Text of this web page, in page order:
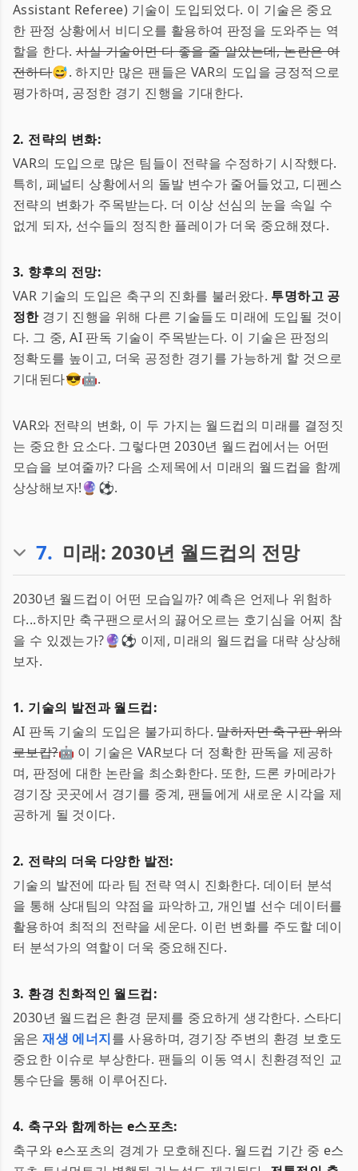
Assistant Referee) 기술이 도입되었다. 이 기술은 중요
한 판정 상황에서 비디오를 활용하여 판정을 도와주는 역
할을 한다.사실 기술이면 다 좋을 줄 알았는데, 논란은 여
전하다😅. 하지만 많은 팬들은 VAR의 도입을 긍정적으로
평가하며, 공정한 경기 진행을 기대한다.
2. 전략의 변화:
VAR의 도입으로 많은 팀들이 전략을 수정하기 시작했다.
특히, 페널티 상황에서의 돌발 변수가 줄어들었고, 디펜스
전략의 변화가 주목받는다. 더 이상 선심의 눈을 속일 수
없게 되자, 선수들의 정직한 플레이가 더욱 중요해졌다.
3. 향후의 전망:
VAR 기술의 도입은 축구의 진화를 불러왔다. 투명하고 공
정한경기 진행을 위해 다른 기술들도 미래에 도입될 것이
다. 그 중, AI 판독 기술이 주목받는다. 이 기술은 판정의
정확도를 높이고, 더욱 공정한 경기를 가능하게 할 것으로
기대된다😎🤖.
VAR와 전략의 변화, 이 두 가지는 월드컵의 미래를 결정짓
는 중요한 요소다. 그렇다면 2030년 월드컵에서는 어떤
모습을 보여줄까? 다음 소제목에서 미래의 월드컵을 함께
상상해보자!🔮⚽️.
7. 미래: 2030년 월드컵의 전망
2030년 월드컵이 어떤 모습일까? 예측은 언제나 위험하
다...하지만 축구팬으로서의 끓어오르는 호기심을 어찌 참
을 수 있겠는가?🔮⚽️ 이제, 미래의 월드컵을 대략 상상해
보자.
1. 기술의 발전과 월드컵:
AI 판독 기술의 도입은 불가피하다.말하자면 축구판 위의
로보캅?🤖 이 기술은 VAR보다 더 정확한 판독을 제공하
며, 판정에 대한 논란을 최소화한다. 또한, 드론 카메라가
경기장 곳곳에서 경기를 중계, 팬들에게 새로운 시각을 제
공하게 될 것이다.
2. 전략의 더욱 다양한 발전:
기술의 발전에 따라 팀 전략 역시 진화한다. 데이터 분석
을 통해 상대팀의 약점을 파악하고, 개인별 선수 데이터를
활용하여 최적의 전략을 세운다. 이런 변화를 주도할 데이
터 분석가의 역할이 더욱 중요해진다.
3. 환경 친화적인 월드컵:
2030년 월드컵은 환경 문제를 중요하게 생각한다. 스타디
움은재생 에너지를 사용하며, 경기장 주변의 환경 보호도
중요한 이슈로 부상한다. 팬들의 이동 역시 친환경적인 교
통수단을 통해 이루어진다.
4. 축구와 함께하는 e스포츠:
축구와 e스포츠의 경계가 모호해진다. 월드컵 기간 중 e스